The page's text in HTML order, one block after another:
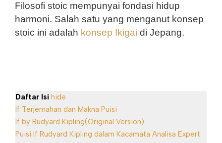
Filosofi stoic mempunyai fondasi hidup
harmoni. Salah satu yang menganut konsep
stoic ini adalah konsep Ikigai di Jepang.
Daftar Isi hide
If Terjemahan dan Makna Puisi
If by Rudyard Kipling(Original Version)
Puisi If Rudyard Kipling dalam Kacamata Analisa Expert